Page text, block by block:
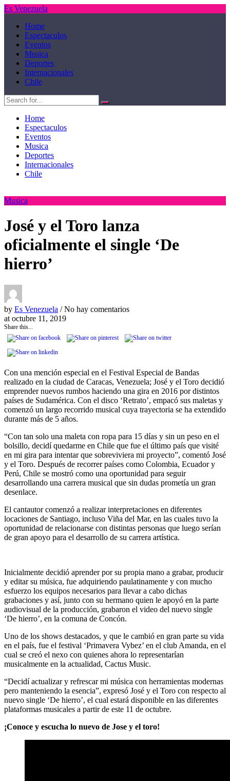
Es Venezuela
Home
Espectaculos
Eventos
Musica
Deportes
Internacionales
Chile
Home
Espectaculos
Eventos
Musica
Deportes
Internacionales
Chile
Musica
José y el Toro lanza
oficialmente el single ‘De
hierro’
by Es Venezuela / No hay comentarios
at octubre 11, 2019
Share this...
Con una mención especial en el Festival Especial de Bandas
realizado en la ciudad de Caracas, Venezuela; José y el Toro decidió
emprender nuevos rumbos haciendo una gira en 2016 por distintos
países de Sudamérica. Con el disco ‘Retrato’, empacó sus maletas y
comenzó un largo recorrido musical cuya trayectoria se ha extendido
durante más de 5 años.
“Con tan solo una maleta con ropa para 15 días y sin un peso en el
bolsillo, decidí quedarme en Chile que fue el último país que visité
en mi gira para intentar que sobreviviera mi proyecto”, comentó José
y el Toro. Después de recorrer países como Colombia, Ecuador y
Perú, Chile se mostró como una oportunidad para seguir
desarrollando una carrera musical que sin dudas prometía un gran
desenlace.
El cantautor comenzó a realizar interpretaciones en diferentes
locaciones de Santiago, incluso Viña del Mar, en las cuales tuvo la
oportunidad de relacionarse con distintas personas que luego serían
de gran apoyo para el desarrollo de su carrera artística.
Inicialmente decidió aprender por su propia mano a grabar, producir
y editar su música, fue adquiriendo paulatinamente y con mucho
esfuerzo los equipos necesarios para llevar a cabo dichas
grabaciones y así, junto con su hermano quien le apoyó en la parte
audiovisual de la producción, grabaron el video del nuevo single
‘De hierro’, en la comuna de Concón.
Uno de los shows destacados, y que le cambió en gran parte su vida
en el país, fue el festival ‘Primavera Vybez’ en el club Amanda, en el
cual se creó el nexo con quienes ahora lo representarían
musicalmente en la actualidad, Cactus Music.
“Decidí actualizar y refrescar mi música con herramientas modernas
pero manteniendo la esencia”, expresó José y el Toro con respecto al
nuevo single ‘De hierro’, el cual estará disponible en las diferentes
plataformas musicales a partir de este 11 de octubre.
¡Conoce y escucha lo nuevo de Jose y el toro!